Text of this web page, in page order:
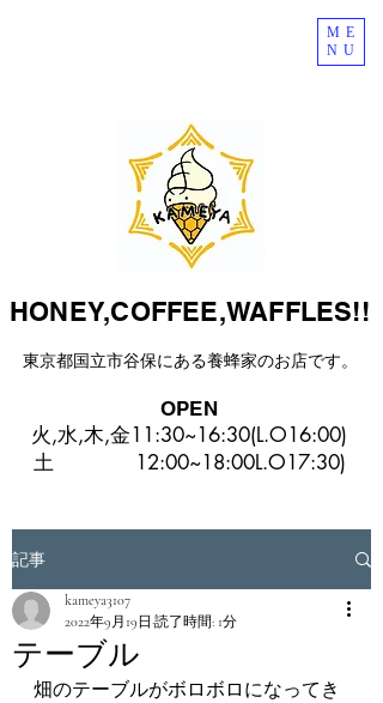
ME
NU
HONEY,COFFEE,WAFFLES!!
東京都国立市谷保にある​養蜂家のお店です。
OPEN
火,水,木,金11:30~16:30(L.O16:00)
​土 12:00~18:00L.O17:30)
記事
テーブル
kameya3107
2022年9月19日 読了時間: 1分
畑のテーブルがボロボロになってき